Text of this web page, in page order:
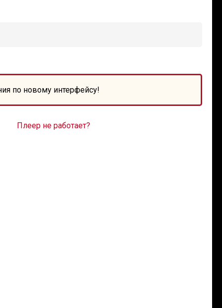
по новому интерфейсу!
Плеер не работает?